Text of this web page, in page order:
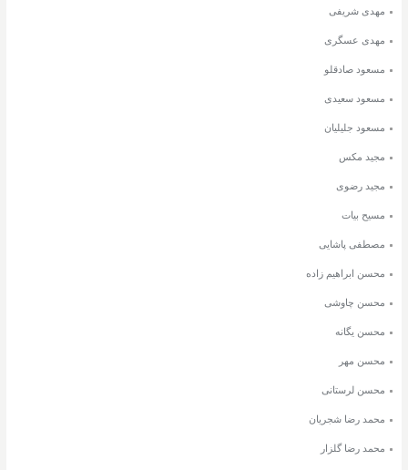
مهدی شریفی
مهدی عسگری
مسعود صادقلو
مسعود سعیدی
مسعود جلیلیان
مجید مکس
مجید رضوی
مسیح بیات
مصطفی پاشایی
محسن ابراهیم زاده
محسن چاوشی
محسن یگانه
محسن مهر
محسن لرستانی
محمد رضا شجریان
محمد رضا گلزار